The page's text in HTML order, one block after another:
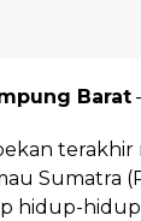
Barat
Sumatra
hidup-hidup